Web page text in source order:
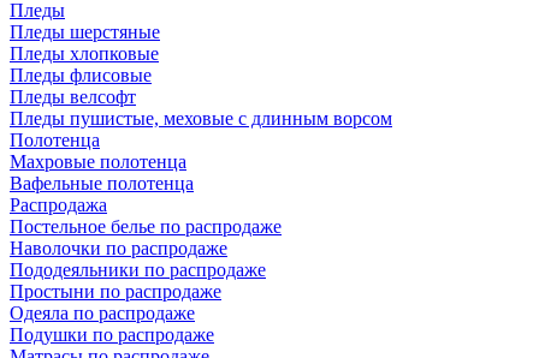
Пледы
Пледы шерстяные
Пледы хлопковые
Пледы флисовые
Пледы велсофт
Пледы пушистые, меховые с длинным ворсом
Полотенца
Махровые полотенца
Вафельные полотенца
Распродажа
Постельное белье по распродаже
Наволочки по распродаже
Пододеяльники по распродаже
Простыни по распродаже
Одеяла по распродаже
Подушки по распродаже